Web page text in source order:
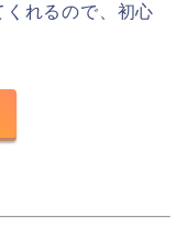
れるので、初心